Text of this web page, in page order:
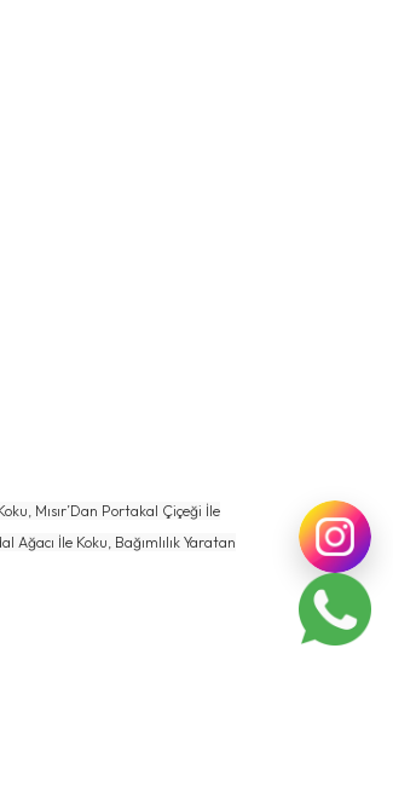
Mısır’Dan Portakal Çiçeği İle
Ağacı İle Koku, Bağımlılık Yaratan